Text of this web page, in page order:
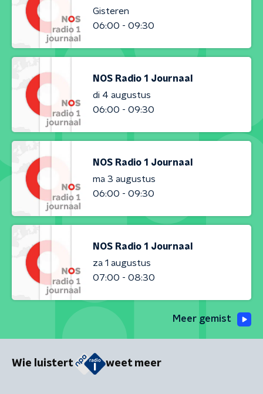
Gisteren
06:00 - 09:30
NOS Radio 1 Journaal
di 4 augustus
06:00 - 09:30
NOS Radio 1 Journaal
ma 3 augustus
06:00 - 09:30
NOS Radio 1 Journaal
za 1 augustus
07:00 - 08:30
Meer gemist
Wie luistert weet meer